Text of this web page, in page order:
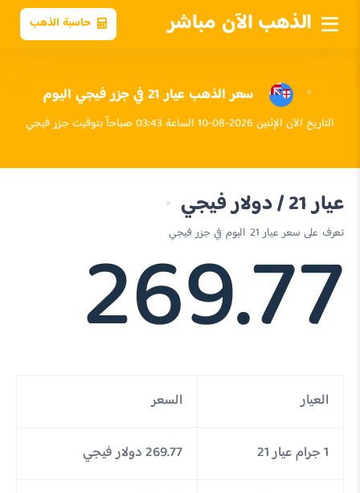
الذهب الآن مباشر حاسبة الذهب
سعر الذهب عيار 21 في جزر فيجي اليوم
التاريخ الآن الإثنين 2026-08-10 الساعة 03:43 صباحاً بتوقيت جزر فيجي
عيار 21 / دولار فيجي
تعرف على سعر عيار 21 اليوم في جزر فيجي
269.77
العيار السعر
1 جرام عيار 21 269.77 دولار فيجي